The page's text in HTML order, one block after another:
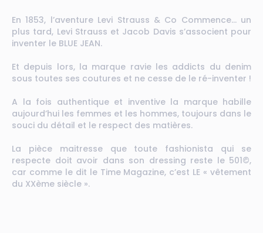
En 1853, l’aventure Levi Strauss & Co Commence… un
plus tard, Levi Strauss et Jacob Davis s’associent pour
inventer le BLUE JEAN.
Et depuis lors, la marque ravie les addicts du denim
sous toutes ses coutures et ne cesse de le ré-inventer !
A la fois authentique et inventive la marque habille
aujourd’hui les femmes et les hommes, toujours dans le
souci du détail et le respect des matières.
La pièce maitresse que toute fashionista qui se
respecte doit avoir dans son dressing reste le 501©,
car comme le dit le Time Magazine, c’est LE « vêtement
du XXème siècle ».